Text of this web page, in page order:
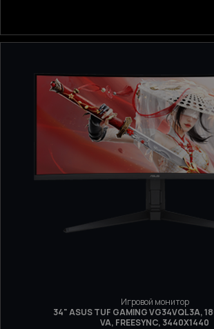
Игровой монитор
34" ASUS TUF GAMING VG34VQL3A,
VA, FREESYNC, 3440X1440